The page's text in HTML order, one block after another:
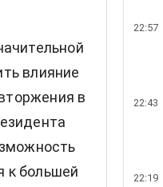
влияние
в
к большей
22:57
22:43
22:19